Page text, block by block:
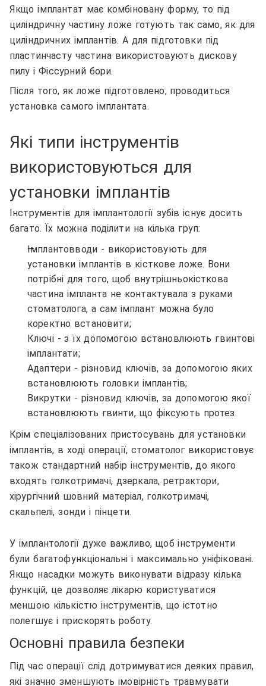
Якщо імплантат має комбіновану форму, то під
циліндричну частину ложе готують так само, як для
циліндричних імплантів. А для підготовки під
пластинчасту частина використовують дискову
пилу і Фіссурний бори.
Після того, як ложе підготовлено, проводиться
установка самого імплантата.
Які типи інструментів
використовуються для
установки імплантів
Інструментів для імплантології зубів існує досить
багато. Їх можна поділити на кілька груп:
Імплантовводи - використовують для
установки імплантів в кісткове ложе. Вони
потрібні для того, щоб внутрішньокісткова
частина імпланта не контактувала з руками
стоматолога, а сам імплант можна було
коректно встановити;
Ключі - з їх допомогою встановлюють гвинтові
імплантати;
Адаптери - різновид ключів, за допомогою яких
встановлюють головки імплантів;
Викрутки - різновид ключів, за допомогою якої
встановлюють гвинти, що фіксують протез.
Крім спеціалізованих пристосувань для установки
імплантів, в ході операції, стоматолог використовує
також стандартний набір інструментів, до якого
входять голкотримачі, дзеркала, ретрактори,
хірургічний шовний матеріал, голкотримачі,
скальпелі, зонди і пінцети.
У імплантології дуже важливо, щоб інструменти
були багатофункціональні і максимально уніфіковані.
Якщо насадки можуть виконувати відразу кілька
функцій, це дозволяє лікарю користуватися
меншою кількістю інструментів, що істотно
полегшує і прискорять роботу.
Основні правила безпеки
Під час операції слід дотримуватися деяких правил,
які значно зменшують імовірність травмувати